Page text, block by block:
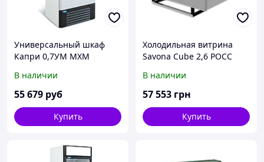
Универсальный шкаф
Капри 0,7УМ МХМ
В наличии
55 679 руб
Купить
Холодильная витрина
Savona Cube 2,6 РОСС
В наличии
57 553 грн
Купить